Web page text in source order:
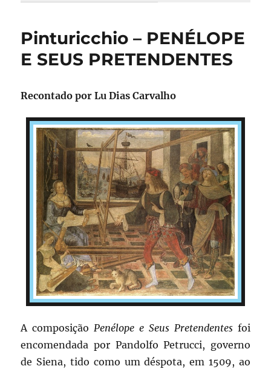
Pinturicchio – PENÉLOPE
E SEUS PRETENDENTES
Recontado por Lu Dias Carvalho
A composiçãoPenélope e Seus Pretendentesfoi
encomendada por Pandolfo Petrucci, governo
de Siena, tido como um déspota, em 1509, ao